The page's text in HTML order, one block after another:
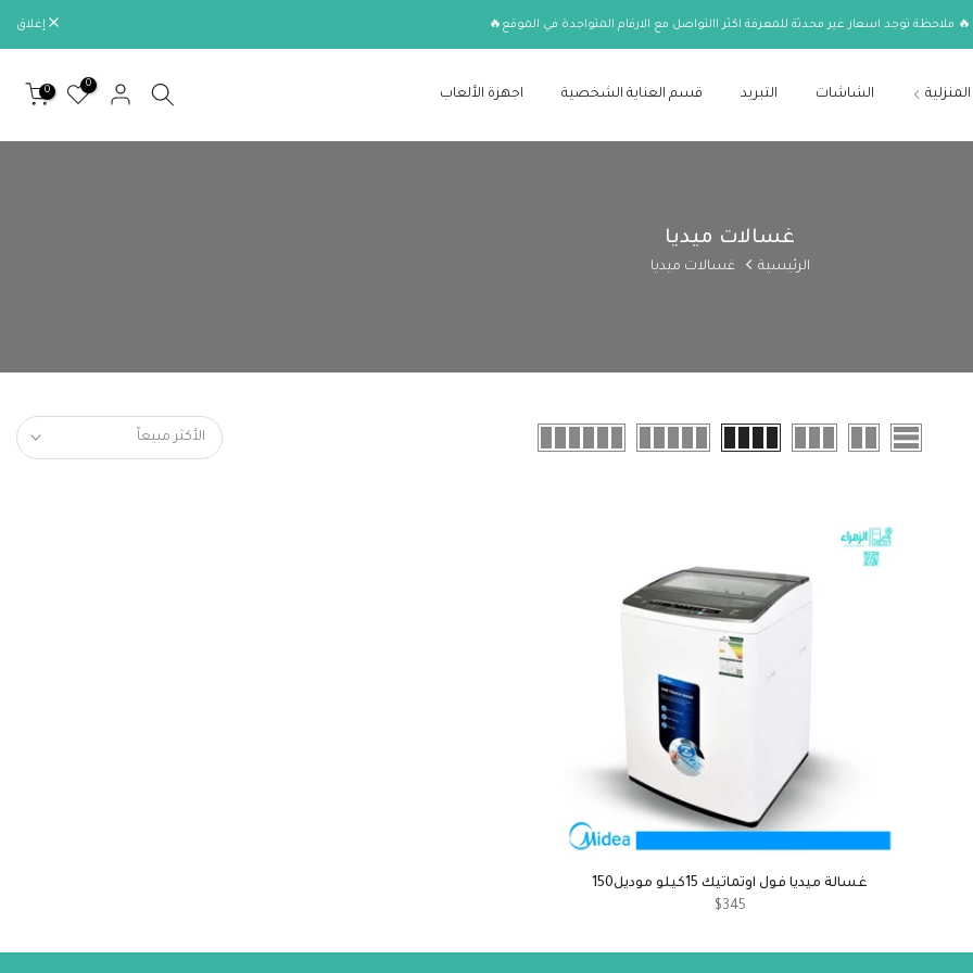
🔥 ملاحظة توجد اسعار غير محدثة للمعرفة اكثر االتواصل مع الارقام المتواجدة في الموقع🔥 إغلاق
الشاشات التبريد قسم العناية الشخصية اجهزة الألعاب
0
0
غسالات ميديا
الرئيسية غسالات ميديا
الأكثر مبيعاً
غسالة ميديا فول اوتماتيك 15كيلو موديل150
$345